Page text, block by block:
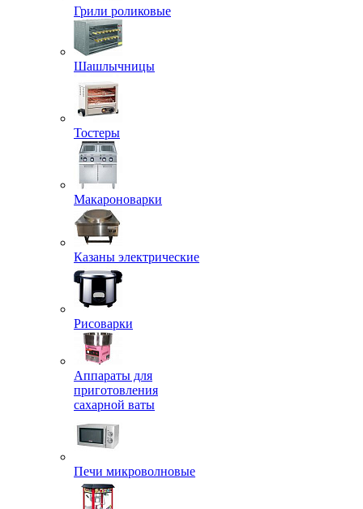
Грили роликовые
Шашлычницы
Тостеры
Макароноварки
Казаны электрические
Рисоварки
Аппараты для
приготовления
сахарной ваты
Печи микроволновые